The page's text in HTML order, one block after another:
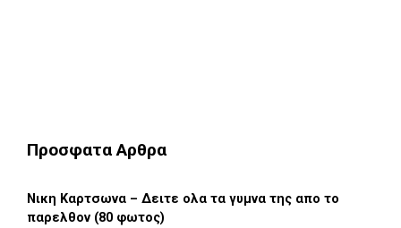
Προσφατα Αρθρα
Νικη Καρτσωνα – Δειτε ολα τα γυμνα της απο το
παρελθον (80 φωτος)